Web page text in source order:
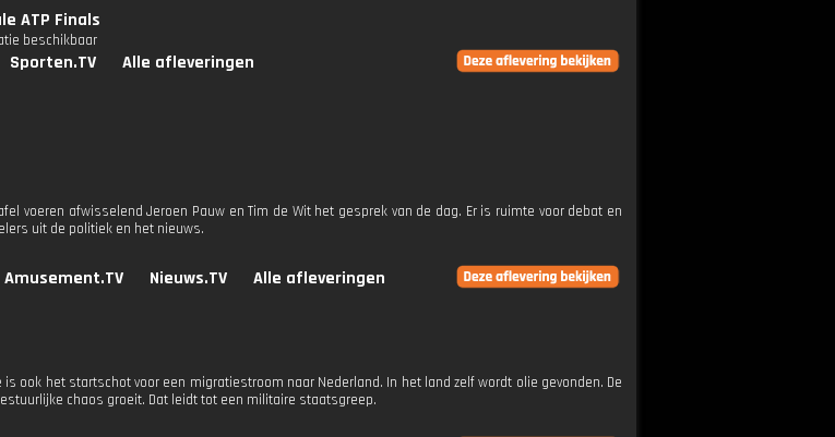
ATP Finals
beschikbaar
Sporten.TV Alle afleveringen
voeren afwisselend Jeroen Pauw en Tim de Wit het gesprek van de dag. Er is ruimte voor debat en
uit de politiek en het nieuws.
Amusement.TV Nieuws.TV Alle afleveringen
is ook het startschot voor een migratiestroom naar Nederland. In het land zelf wordt olie gevonden. De
chaos groeit. Dat leidt tot een militaire staatsgreep.